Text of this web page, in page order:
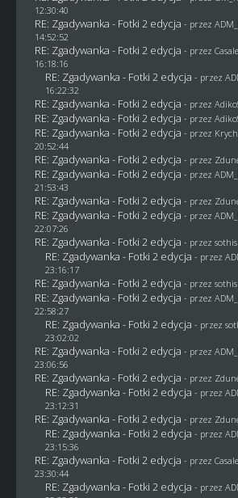
12:30:40
RE: Zgadywanka - Fotki 2 edycja - przez
14:52:52
RE: Zgadywanka - Fotki 2 edycja - przez
16:18:16
RE: Zgadywanka - Fotki 2 edycja - przez
16:22:32
RE: Zgadywanka - Fotki 2 edycja - przez
RE: Zgadywanka - Fotki 2 edycja - przez
RE: Zgadywanka - Fotki 2 edycja - przez
20:52:44
RE: Zgadywanka - Fotki 2 edycja - przez
RE: Zgadywanka - Fotki 2 edycja - przez
21:53:43
RE: Zgadywanka - Fotki 2 edycja - przez
RE: Zgadywanka - Fotki 2 edycja - przez
22:07:26
RE: Zgadywanka - Fotki 2 edycja - przez sothis
RE: Zgadywanka - Fotki 2 edycja - przez
23:16:17
RE: Zgadywanka - Fotki 2 edycja - przez sothis
RE: Zgadywanka - Fotki 2 edycja - przez
22:58:27
RE: Zgadywanka - Fotki 2 edycja - przez
23:02:02
RE: Zgadywanka - Fotki 2 edycja - przez
23:06:56
RE: Zgadywanka - Fotki 2 edycja - przez
RE: Zgadywanka - Fotki 2 edycja - przez
23:12:31
RE: Zgadywanka - Fotki 2 edycja - przez
RE: Zgadywanka - Fotki 2 edycja - przez
23:15:36
RE: Zgadywanka - Fotki 2 edycja - przez
23:30:44
RE: Zgadywanka - Fotki 2 edycja - przez